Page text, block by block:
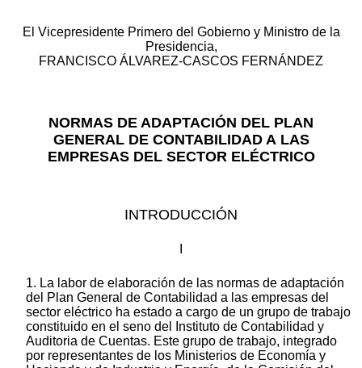
El Vicepresidente Primero del Gobierno y Ministro de la
Presidencia,
FRANCISCO ÁLVAREZ-CASCOS FERNÁNDEZ
NORMAS DE ADAPTACIÓN DEL PLAN
GENERAL DE CONTABILIDAD A LAS
EMPRESAS DEL SECTOR ELÉCTRICO
INTRODUCCIÓN
1. La labor de elaboración de las normas de adaptación
del Plan General de Contabilidad a las empresas del
sector eléctrico ha estado a cargo de un grupo de trabajo
constituido en el seno del Instituto de Contabilidad y
Auditoria de Cuentas. Este grupo de trabajo, integrado
por representantes de los Ministerios de Economía y